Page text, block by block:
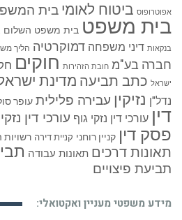
אפוטרופוס ביטוח לאומי בית
בית משפט בית משפט השלום
בנקאות דיני משפחה דמוקרטיה הליך
חברה בע"מ חובת הזהירות חוקים
ישראל כתב תביעה מדינת
נדל"ן נזיקין עבירה פלילית עופר
דין עורכי דין נזקי גוף עורכי דין
פסק דין קניין רוחני קניית דירה
תאונות דרכים תאונות עבודה
תביעת פיצויים
מידע משפטי מעניין ואקטואלי: